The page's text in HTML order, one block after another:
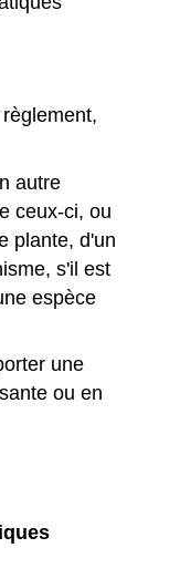
autre
ceux-ci, ou
plante, d'un
s'il est
espèce
une
ou en